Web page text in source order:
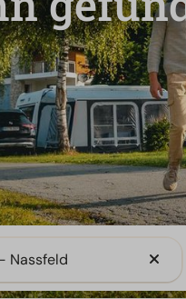
Nassfeld